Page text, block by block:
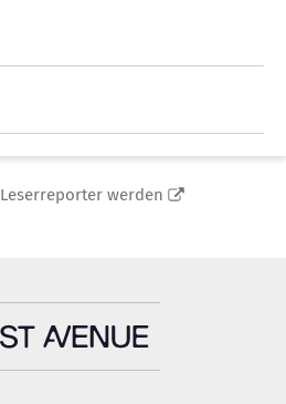
Leserreporter werden